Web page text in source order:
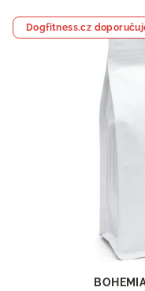
Dogfitness.cz